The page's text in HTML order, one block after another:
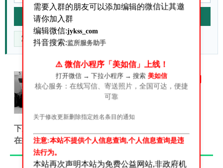
重点核对什么 官方来源在哪
答:关于我们是做什么的
关于我们是做什么的？很多朋
这个问题!这里我来统一答复一
下从我们的网站名字大家应该可以看得出来.我们是给
在押人员、服刑人员、刑满释放人员...
需要入群的朋友可以添加编辑的微信让其邀
请你加入群
编辑微信:jykss_com
抖音搜索:监所服务助手
⚠️ 微信小程序「美如信」上线！
打开微信 → 下拉小程序 → 搜索 美如信
核心服务：在线写信、寄送照片，全国可达，便捷
可靠
关于修改更新删除指定姓名条目的通知
注意:本站不提供个人信息查询,个人信息查询是违
法行为。
本站再次声明本站为免费公益网站,非政府机